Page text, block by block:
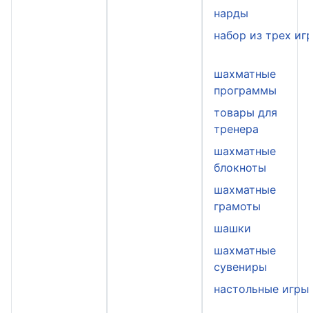
нарды
набор из трех
шахматные
программы
товары для
тренера
шахматные
блокноты
шахматные
грамоты
шашки
шахматные
сувениры
настольные игры